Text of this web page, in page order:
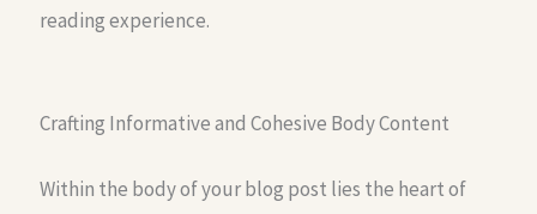
reading experience.
Crafting Informative and Cohesive Body Content
Within the body of your blog post lies the heart of